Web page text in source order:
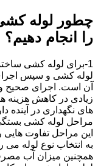
چطور لوله
را انجام دهیم؟
1-برای لوله کشی
لوله کشی و سپس
آن است. اجرای صحیح و
زیادی در کاهش هزینه
های نگهداری در آینده
مراحل لوله کشی بستگی
این مراحل تفاوت هایی
به انتخاب نوع لوله می
همچنین میزان آب